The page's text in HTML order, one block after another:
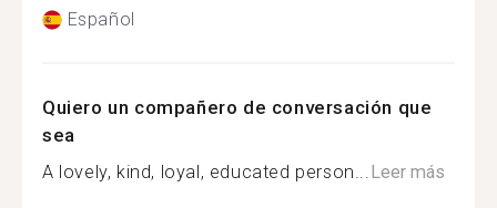
Español
Quiero un compañero de conversación que
sea
A lovely, kind, loyal, educated person...Leer más